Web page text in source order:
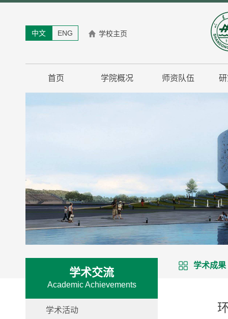
中文 ENG 学校主页
首页 学院概况 师资队伍
学术交流
Academic Achievements
学术活动
学术成果